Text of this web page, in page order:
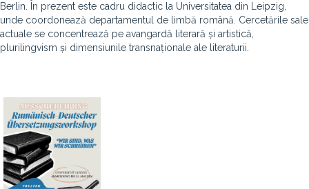
Berlin. În prezent este cadru didactic la Universitatea din Leipzig,
unde coordonează departamentul de limbă română. Cercetările sale
actuale se concentrează pe avangardă literară și artistică,
plurilingvism și dimensiunile transnaționale ale literaturii.